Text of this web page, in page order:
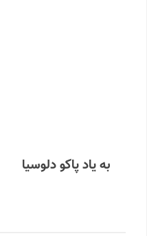
به یاد پاکو دلوسیا